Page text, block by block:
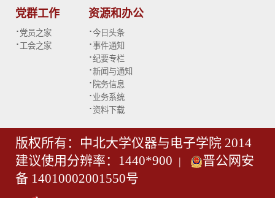
党群工作
· 党员之家
· 工会之家
资源和办公
·今日头条
·事件通知
·纪要专栏
·新闻与通知
· 院务信息
· 业务系统
·资料下载
版权所有：中北大学仪器与电子学院 2014
建议使用分辨率：1440*900 |
晋公网安
备 14010002001550号